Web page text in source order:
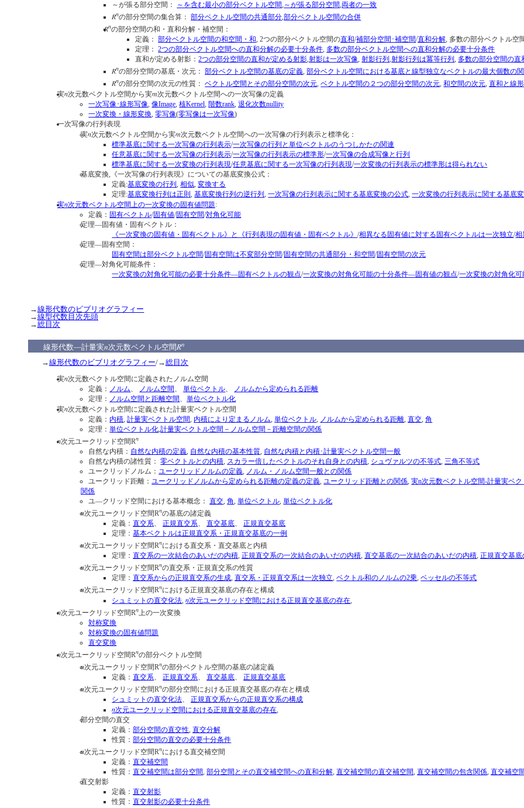
～が張る部分空間：
～を含む最小の部分ベクトル空間, ～が張る部分空間,両者の一致
Rnの部分空間の集合算：部分ベクトル空間の共通部分,部分ベクトル空間の合併
Rnの部分空間の和・直和分解・補空間：
定義：部分ベクトル空間の和空間・和, 2つの部分ベクトル空間の直和/補部分空間･補空間/直和分解, 多数の部分ベクトル空
定理：2つの部分ベクトル空間への直和分解の必要十分条件, 多数の部分ベクトル空間への直和分解の必要十分条件
直和が定める射影：2つの部分空間の直和が定める射影,射影は一次写像,射影行列,射影行列は冪等行列, 多数の部分空間の直
Rnの部分空間の基底・次元：部分ベクトル空間の基底の定義,部分ベクトル空間における基底と線型独立なベクトルの最大個数の
Rnの部分空間の次元の性質：ベクトル空間とその部分空間の次元,ベクトル空間の２つの部分空間の次元,和空間の次元,直和と線
実n次元数ベクトル空間から実m次元数ベクトル空間への一次写像の定義
一次写像･線形写像,像Image,核Kernel, 階数rank,退化次数nullity
一次変換・線形変換,零写像(零写像は一次写像)
一次写像の行列表現
実n次元数ベクトル空間から実m次元数ベクトル空間への一次写像の行列表示と標準化：
標準基底に関する一次写像の行列表示/一次写像の行列と単位ベクトルのうつしかたの関連
任意基底に関する一次写像の行列表示/一次写像の行列表示の標準形/一次写像の合成写像と行列
標準基底に関する一次変換の行列表現/任意基底に関する一次写像の行列表現/一次変換の行列表示の標準形は得られない
基底変換,《一次写像の行列表現》についての基底変換公式：
定義:基底変換の行列,相似,変換する
定理:基底変換行列は正則,基底変換行列の逆行列,一次写像の行列表示に関する基底変換の公式,一次変換の行列表示に関する基底
実n次元数ベクトル空間上の一次変換の固有値問題:
定義： 固有ベクトル/固有値/固有空間/対角化可能
定理―固有値・固有ベクトル：
《一次変換の固有値・固有ベクトル》と《行列表現の固有値・固有ベクトル》/相異なる固有値に対する固有ベクトルは一次独立/相
定理―固有空間：
固有空間は部分ベクトル空間/固有空間は不変部分空間/固有空間の共通部分・和空間/固有空間の次元
定理―対角化可能条件：
一次変換の対角化可能の必要十分条件―固有ベクトルの観点/一次変換の対角化可能の十分条件―固有値の観点/一次変換の対角化
→線形代数のビブリオグラフィー
→線型代数目次先頭
→総目次
線形代数―計量実n次元数ベクトル空間Rn
→線形代数のビブリオグラフィー/→総目次
実n次元数ベクトル空間に定義されたノルム空間
定義： ノルム、 ノルム空間、単位ベクトル、
ノルムから定められる距離
定理： ノルム空間と距離空間、単位ベクトル化
実n次元数ベクトル空間に定義された計量実ベクトル空間
定義： 内積,計量実ベクトル空間, 内積により定まるノルム,単位ベクトル, ノルムから定められる距離,直交,角
定理：単位ベクトル化,計量実ベクトル空間－ノルム空間－距離空間の関係
n次元ユークリッド空間Rn
自然な内積： 自然な内積の定義, 自然な内積の基本性質, 自然な内積と内積･計量実ベクトル空間一般
自然な内積の諸性質：零ベクトルとの内積, スカラー倍したベクトルのそれ自身との内積, シュヴァルツの不等式,三角不等式
ユークリッドノルム：ユークリッドノルムの定義, ノルム・ノルム空間一般との関係
ユークリッド距離：ユークリッドノルムから定められる距離の定義の定義,ユークリッド距離との関係,実n次元数ベクトル空間-計量実ベ
関係
ユ―クリッド空間における基本概念：直交,角,単位ベクトル,単位ベクトル化
n次元ユークリッド空間Rnの基底の諸定義
定義：直交系、正規直交系、直交基底、正規直交基底
定理：基本ベクトルは正規直交系・正規直交基底の一例
n次元ユークリッド空間Rnにおける直交系・直交基底と内積
定理：直交系の一次結合のあいだの内積,正規直交系の一次結合のあいだの内積,直交基底の一次結合のあいだの内積,正規直交基
n次元ユークリッド空間Rnの直交系・正規直交系の性質
定理：直交系からの正規直交系の生成,直交系・正規直交系は一次独立,ベクトル和のノルムの2乗,ベッセルの不等式
n次元ユークリッド空間Rnにおける正規直交基底の存在と構成
シュミットの直交化法,n次元ユークリッド空間における正規直交基底の存在,
n次元ユークリッド空間Rn上の一次変換
対称変換
対称変換の固有値問題
直交変換
n次元ユークリッド空間Rnの部分ベクトル空間
n次元ユークリッド空間Rnの部分ベクトル空間の基底の諸定義
定義：直交系、正規直交系、直交基底、正規直交基底
n次元ユークリッド空間Rnの部分空間における正規直交基底の存在と構成
シュミットの直交化法、正規直交系からの正規直交系の構成
n次元ユークリッド空間における正規直交基底の存在,
部分空間の直交
定義：部分空間の直交性,直交分解
性質：部分空間の直交の必要十分条件
n次元ユークリッド空間Rnにおける直交補空間
定義：直交補空間
性質：直交補空間は部分空間,部分空間とその直交補空間への直和分解,直交補空間の直交補空間,直交補空間の包含関係,直交補空
直交射影
定義：直交射影
性質：直交射影の必要十分条件